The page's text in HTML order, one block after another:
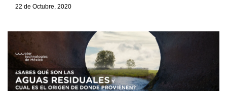
22 de Octubre, 2020